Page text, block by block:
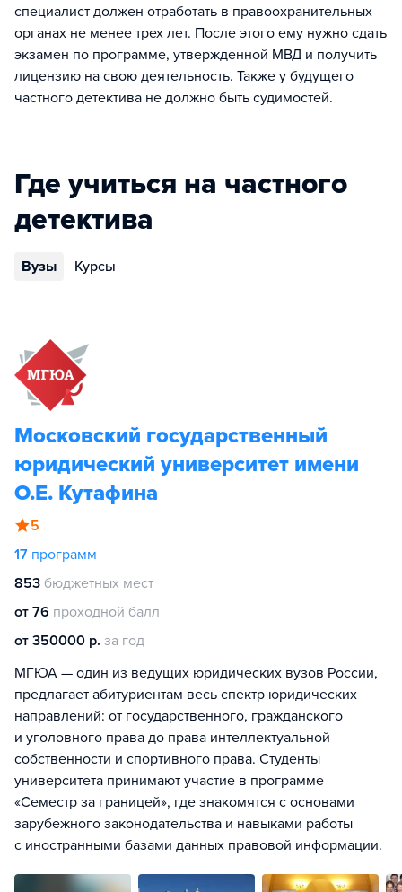
специалист должен отработать в правоохранительных
органах не менее трех лет. После этого ему нужно сдать
экзамен по программе, утвержденной МВД и получить
лицензию на свою деятельность. Также у будущего
частного детектива не должно быть судимостей.
Где учиться на частного
детектива
Вузы Курсы
Московский государственный
юридический университет имени
О.Е. Кутафина
5
17 программ
853 бюджетных мест
от 76 проходной балл
от 350000 р. за год
МГЮА — один из ведущих юридических вузов России,
предлагает абитуриентам весь спектр юридических
направлений: от государственного, гражданского
и уголовного права до права интеллектуальной
собственности и спортивного права. Студенты
университета принимают участие в программе
«Семестр за границей», где знакомятся с основами
зарубежного законодательства и навыками работы
с иностранными базами данных правовой информации.